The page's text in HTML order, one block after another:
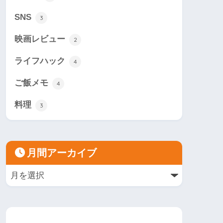
SNS 3
映画レビュー 2
ライフハック 4
ご飯メモ 4
料理 3
月間アーカイブ